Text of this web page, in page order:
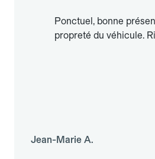
Ponctuel, bonne
propreté du véhicule.
Jean-Marie A.